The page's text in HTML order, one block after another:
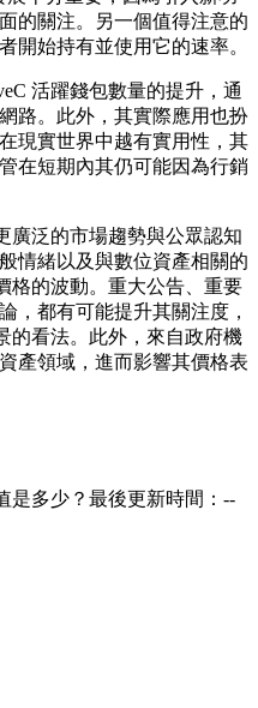
的關注。另一個值得注意的
開始持有並使用它的速率。
活躍錢包數量的提升，通
路。此外，其實際應用也扮
現實世界中越有實用性，其
在短期內其仍可能因為行銷
廣泛的市場趨勢與公眾認知
情緒以及與數位資產相關的
格的波動。重大公告、重要
，都有可能提升其關注度，
的看法。此外，來自政府機
產領域，進而影響其價格表
是多少？最後更新時間：--